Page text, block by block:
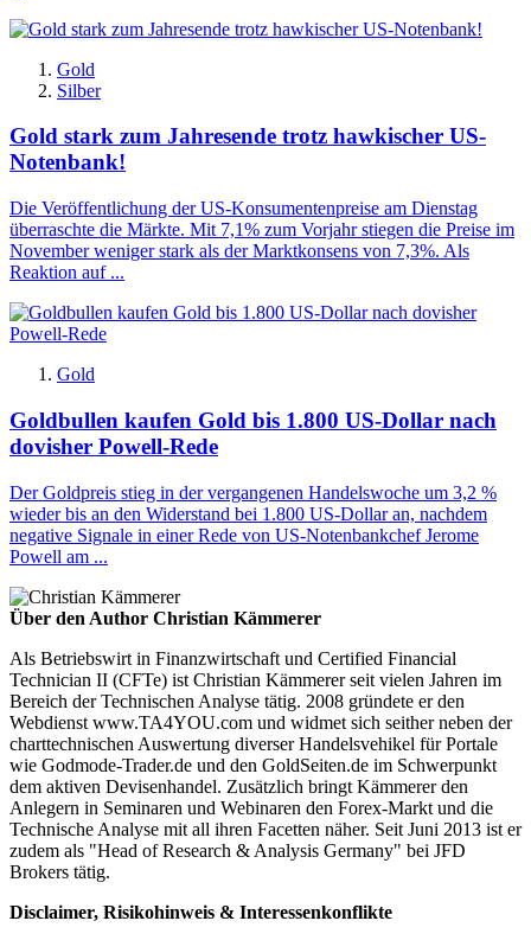
Gold
Silber
Gold stark zum Jahresende trotz hawkischer US-
Notenbank!
Die Veröffentlichung der US-Konsumentenpreise am Dienstag
überraschte die Märkte. Mit 7,1% zum Vorjahr stiegen die Preise im
November weniger stark als der Marktkonsens von 7,3%. Als
Reaktion auf ...
Gold
Goldbullen kaufen Gold bis 1.800 US-Dollar nach
dovisher Powell-Rede
Der Goldpreis stieg in der vergangenen Handelswoche um 3,2 %
wieder bis an den Widerstand bei 1.800 US-Dollar an, nachdem
negative Signale in einer Rede von US-Notenbankchef Jerome
Powell am ...
Über den Author Christian Kämmerer
Als Betriebswirt in Finanzwirtschaft und Certified Financial
Technician II (CFTe) ist Christian Kämmerer seit vielen Jahren im
Bereich der Technischen Analyse tätig. 2008 gründete er den
Webdienst www.TA4YOU.com und widmet sich seither neben der
charttechnischen Auswertung diverser Handelsvehikel für Portale
wie Godmode-Trader.de und den GoldSeiten.de im Schwerpunkt
dem aktiven Devisenhandel. Zusätzlich bringt Kämmerer den
Anlegern in Seminaren und Webinaren den Forex-Markt und die
Technische Analyse mit all ihren Facetten näher. Seit Juni 2013 ist er
zudem als "Head of Research & Analysis Germany" bei JFD
Brokers tätig.
Disclaimer, Risikohinweis & Interessenkonflikte